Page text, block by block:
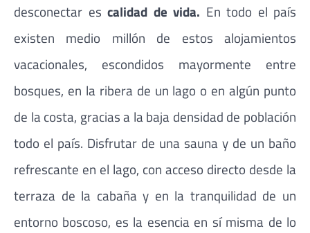
desconectar es calidad de vida. En todo el país
existen medio millón de estos alojamientos
vacacionales, escondidos mayormente entre
bosques, en la ribera de un lago o en algún punto
de la costa, gracias a la baja densidad de población
todo el país. Disfrutar de una sauna y de un baño
refrescante en el lago, con acceso directo desde la
terraza de la cabaña y en la tranquilidad de un
entorno boscoso, es la esencia en sí misma de lo